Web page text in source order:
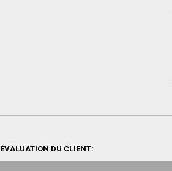
ÉVALUATION DU CLIENT: